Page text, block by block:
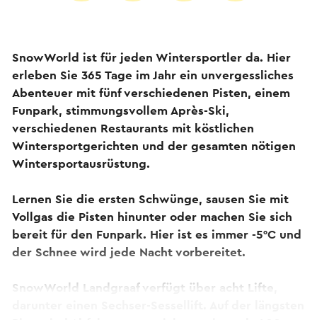
SnowWorld ist für jeden Wintersportler da. Hier
erleben Sie 365 Tage im Jahr ein unvergessliches
Abenteuer mit fünf verschiedenen Pisten, einem
Funpark, stimmungsvollem Après-Ski,
verschiedenen Restaurants mit köstlichen
Wintersportgerichten und der gesamten nötigen
Wintersportausrüstung.
Lernen Sie die ersten Schwünge, sausen Sie mit
Vollgas die Pisten hinunter oder machen Sie sich
bereit für den Funpark. Hier ist es immer -5°C und
der Schnee wird jede Nacht vorbereitet.
SnowWorld Landgraaf verfügt über acht Lifte,